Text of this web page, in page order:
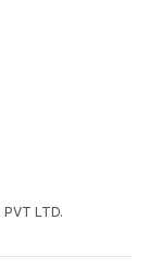
LTD.